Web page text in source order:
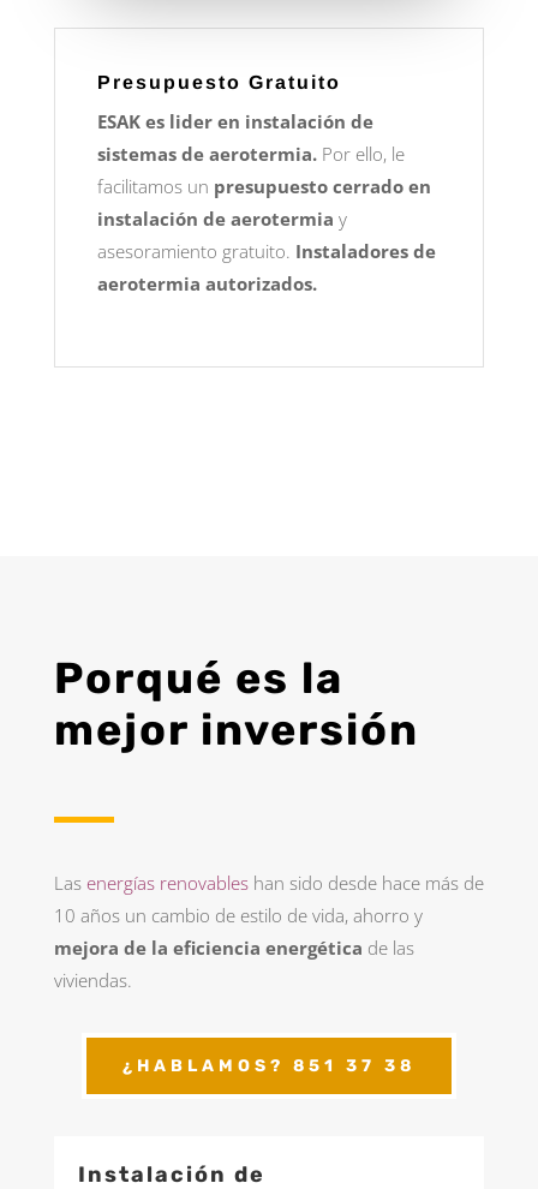
Presupuesto Gratuito
ESAK es lider en instalación de
sistemas de aerotermia.Por ello, le
facilitamos un presupuesto cerrado en
instalación de aerotermia y
asesoramiento gratuito. Instaladores de
aerotermia autorizados.
Porqué es la
mejor inversión
Lasenergías renovableshan sido desde hace más de
10 años un cambio de estilo de vida, ahorro y
mejora de la eficiencia energética de las
viviendas.
¿HABLAMOS? 851 37 38
Instalación de